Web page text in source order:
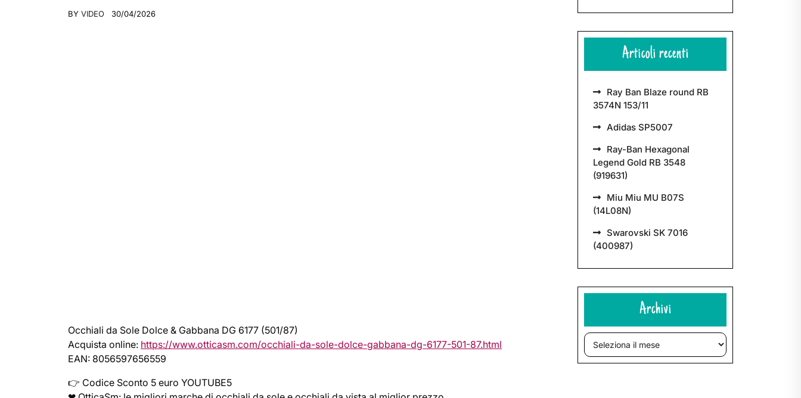
BY VIDEO 30/04/2026
Occhiali da Sole Dolce & Gabbana DG 6177 (501/87)
Acquista online: https://www.otticasm.com/occhiali-da-sole-dolce-gabbana-dg-6177-501-87.html
EAN: 8056597656559
👉 Codice Sconto 5 euro YOUTUBE5
Articoli recenti
Ray Ban Blaze round RB
3574N 153/11
Adidas SP5007
Ray-Ban Hexagonal
Legend Gold RB 3548
(919631)
Miu Miu MU B07S
(14L08N)
Swarovski SK 7016
(400987)
Archivi
Archivi